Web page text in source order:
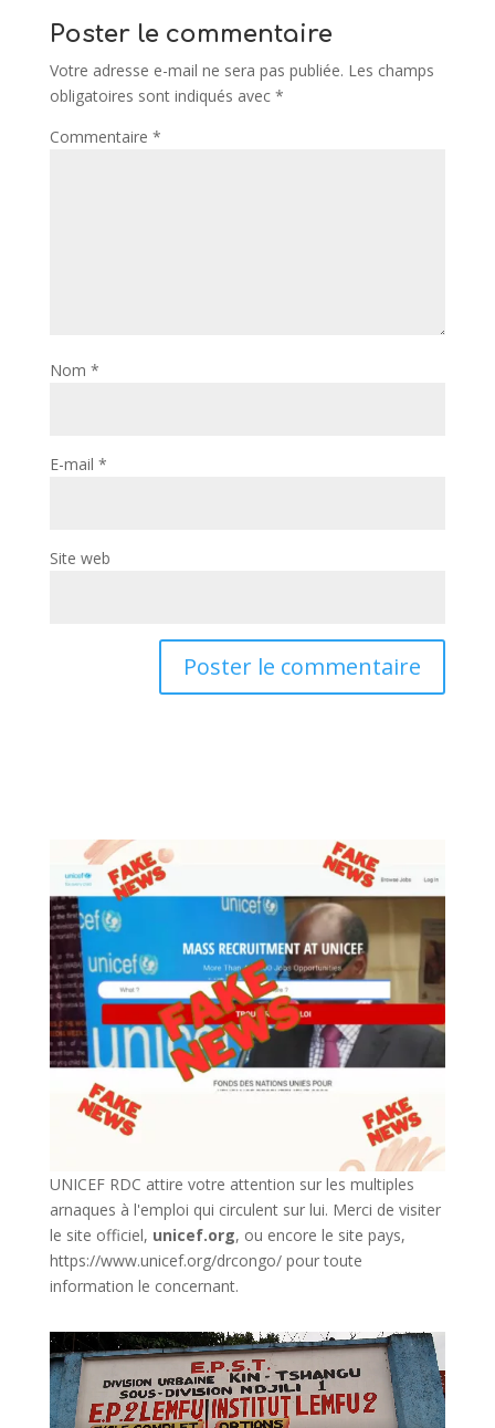
Poster le commentaire
Votre adresse e-mail ne sera pas publiée. Les champs
obligatoires sont indiqués avec *
Commentaire *
Nom *
E-mail *
Site web
UNICEF RDC attire votre attention sur les multiples
arnaques à l'emploi qui circulent sur lui. Merci de visiter
le site officiel, unicef.org, ou encore le site pays,
https://www.unicef.org/drcongo/pour toute
information le concernant.